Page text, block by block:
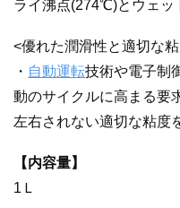
ライ沸点(274℃)とウェッ
<優れた潤滑性と適切な
・ 自動運転技術や電子制
動のサイクルに高まる要
左右されない適切な粘度
【内容量】
1Ｌ